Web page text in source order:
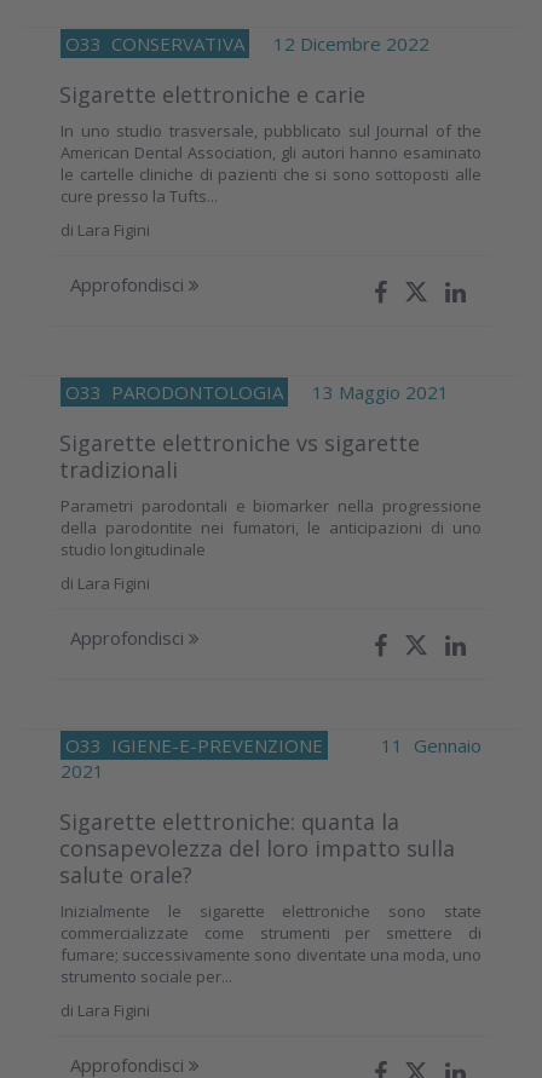
O33 CONSERVATIVA 12 Dicembre 2022
Sigarette elettroniche e carie
In uno studio trasversale, pubblicato sul Journal of the
American Dental Association, gli autori hanno esaminato
le cartelle cliniche di pazienti che si sono sottoposti alle
cure presso la Tufts...
di Lara Figini
Approfondisci
O33 PARODONTOLOGIA 13 Maggio 2021
Sigarette elettroniche vs sigarette
tradizionali
Parametri parodontali e biomarker nella progressione
della parodontite nei fumatori, le anticipazioni di uno
studio longitudinale
di Lara Figini
Approfondisci
O33 IGIENE-E-PREVENZIONE
11 Gennaio
2021
Sigarette elettroniche: quanta la
consapevolezza del loro impatto sulla
salute orale?
Inizialmente le sigarette elettroniche sono state
commercializzate come strumenti per smettere di
fumare; successivamente sono diventate una moda, uno
strumento sociale per...
di Lara Figini
Approfondisci